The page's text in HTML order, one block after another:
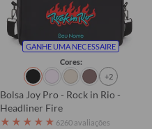
GANHE UMA NECESSAIRE
Cores:
+2
Bolsa Joy Pro - Rock in Rio -
Headliner Fire
★ ★ ★ ★ ★ 6260 avaliações